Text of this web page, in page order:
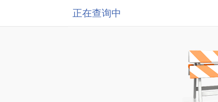
正在查询中